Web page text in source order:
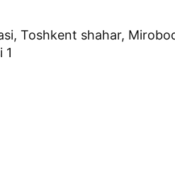
Toshkent shahar,
1